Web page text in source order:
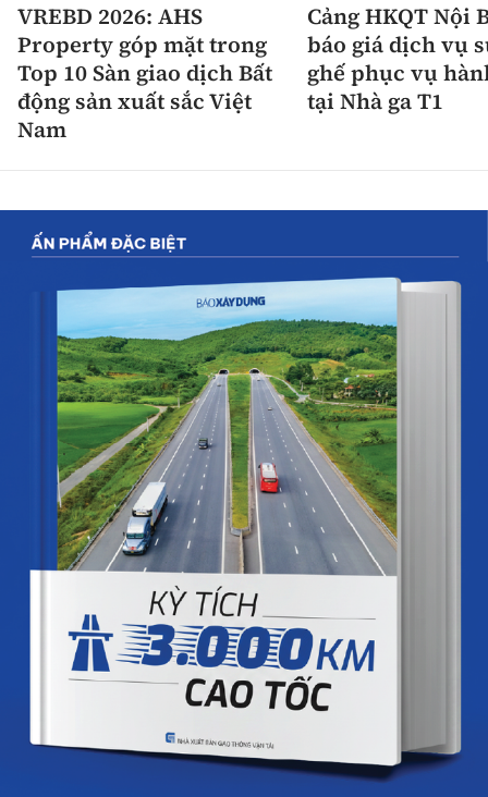
VREBD 2026: AHS
Property góp mặt trong
Top 10 Sàn giao dịch Bất
động sản xuất sắc Việt
Nam
Cảng HKQT Nội
báo giá dịch vụ
ghế phục vụ
tại Nhà ga T1